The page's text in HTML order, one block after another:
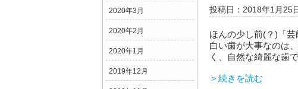
2020年3月
2020年2月
2020年1月
2019年12月
科
投稿日：2018年1月25
ほんの少し前(？)「芸
白い歯が大事なのは
く、自然な綺麗な歯
＞続きを読む